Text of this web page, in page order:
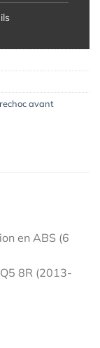
avant
en ABS (6
8R (2013-